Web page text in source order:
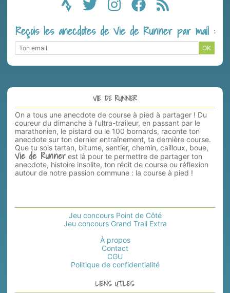
Reçois les anecdotes de Vie de Runner par mail :
OK
VIE DE RUNNER
On a tous une anecdote de course à pied à partager ! Du
coureur du dimanche à l'ultra-traileur, en passant par le
marathonien, le pistard ou le 100 bornards, raconte ton
anecdote sur ton dernier entraînement, ta dernière course.
Que tu sois tartan, bitume, sentier, chemin, cailloux, boue,
Vie de Runner est là pour te permettre de partager ton
anecdote, histoire insolite, ton récit de course ou réflexion
autour de notre passion commune : la course à pied !
Jeu concours Point de Côté
Jeu concours Grand Trail Extra
À propos
Contact
CGU
Politique de confidentialité
LIENS UTILES